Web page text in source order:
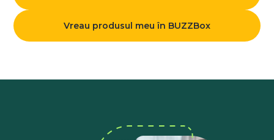
Vreau produsul meu în BUZZBox